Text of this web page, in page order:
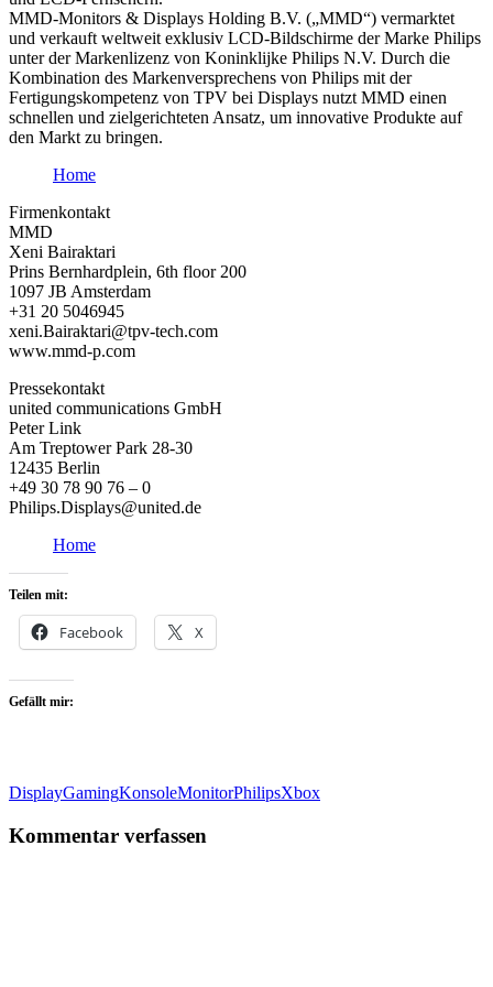
MMD-Monitors & Displays Holding B.V. („MMD“) vermarktet
und verkauft weltweit exklusiv LCD-Bildschirme der Marke Philips
unter der Markenlizenz von Koninklijke Philips N.V. Durch die
Kombination des Markenversprechens von Philips mit der
Fertigungskompetenz von TPV bei Displays nutzt MMD einen
schnellen und zielgerichteten Ansatz, um innovative Produkte auf
den Markt zu bringen.
Home
Firmenkontakt
MMD
Xeni Bairaktari
Prins Bernhardplein, 6th floor 200
1097 JB Amsterdam
+31 20 5046945
xeni.Bairaktari@tpv-tech.com
www.mmd-p.com
Pressekontakt
united communications GmbH
Peter Link
Am Treptower Park 28-30
12435 Berlin
+49 30 78 90 76 – 0
Philips.Displays@united.de
Home
Teilen mit:
Facebook X
Gefällt mir:
DisplayGamingKonsoleMonitorPhilipsXbox
Kommentar verfassen